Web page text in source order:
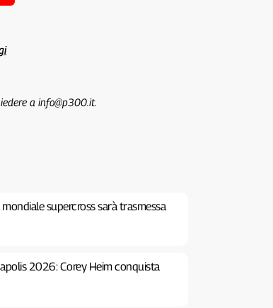
a info@p300.it.
supercross sarà trasmessa
2026: Corey Heim conquista